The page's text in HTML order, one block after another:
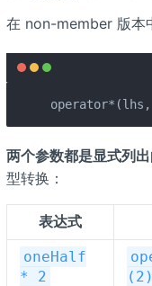
在 non-member 版本
两个参数都是显式列
型转换：
表达式
oneHalf
* 2